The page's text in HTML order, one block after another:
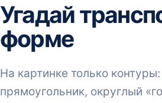
Угадай
форме
На картинке только
прямоугольник, округлый